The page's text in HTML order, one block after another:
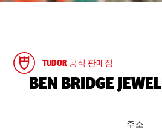
TUDOR 공식 판매점
‭BEN BRIDGE
주소